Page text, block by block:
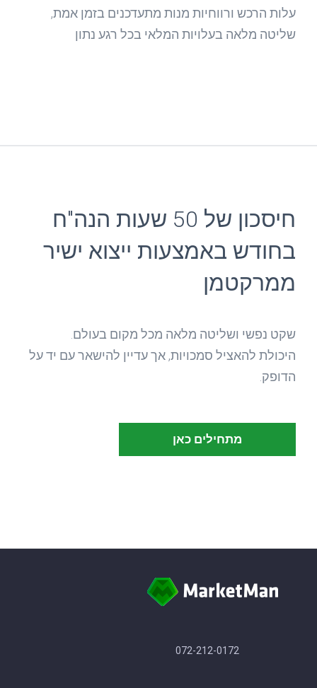
עלות הרכש ורווחיות מנות מתעדכנים בזמן אמת,
שליטה מלאה בעלויות המלאי בכל רגע נתון
חיסכון של 50 שעות הנה"ח
בחודש באמצעות ייצוא ישיר
ממרקטמן
שקט נפשי ושליטה מלאה מכל מקום בעולם.
היכולת להאציל סמכויות, אך עדיין להישאר עם יד על
הדופק.
מתחילים כאן
072-212-0172